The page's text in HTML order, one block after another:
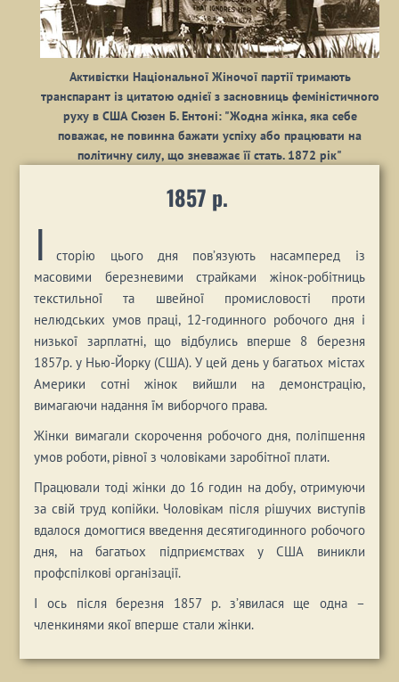
Активістки Національної Жіночої партії тримають
транспарант із цитатою однієї з засновниць феміністичного
руху в США Сюзен Б. Ентоні: "Жодна жінка, яка себе
поважає, не повинна бажати успіху або працювати на
політичну силу, що зневажає її стать. 1872 рік"
1857 р.
І
сторію цього дня пов’язують насамперед із
масовими березневими страйками жінок-робітниць
текстильної та швейної промисловості проти
нелюдських умов праці, 12-годинного робочого дня і
низької зарплатні, що відбулись вперше 8 березня
1857р. у Нью-Йорку (США). У цей день у багатьох містах
Америки сотні жінок вийшли на демонстрацію,
вимагаючи надання їм виборчого права.
Жінки вимагали скорочення робочого дня, поліпшення
умов роботи, рівної з чоловіками заробітної плати.
Працювали тоді жінки до 16 годин на добу, отримуючи
за свій труд копійки. Чоловікам після рішучих виступів
вдалося домогтися введення десятигодинного робочого
дня, на багатьох підприємствах у США виникли
профспілкові організації.
І ось після березня 1857 р. з’явилася ще одна –
членкинями якої вперше стали жінки.